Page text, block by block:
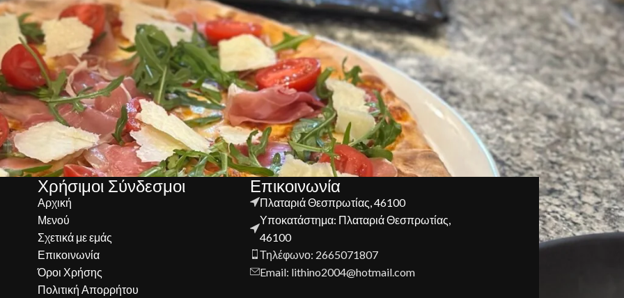
Χρήσιμοι Σύνδεσμοι
Αρχική
Μενού
Σχετικά με εμάς
Επικοινωνία
Όροι Χρήσης
Πολιτική Απορρήτου
Επικοινωνία
Πλαταριά Θεσπρωτίας, 46100
Υποκατάστημα: Πλαταριά Θεσπρωτίας,
46100
Τηλέφωνο: 2665071807
Email: lithino2004@hotmail.com